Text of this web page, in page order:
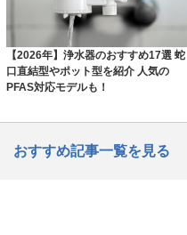
【2026年】浄水器のおすすめ17選 蛇
口直結型やポット型を紹介 人気の
PFAS対応モデルも！
おすすめ記事一覧を見る